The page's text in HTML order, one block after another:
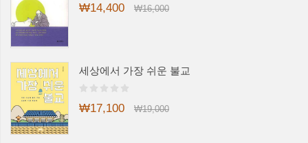
₩14,400 ₩16,000
세상에서 가장 쉬운 불교
₩17,100 ₩19,000